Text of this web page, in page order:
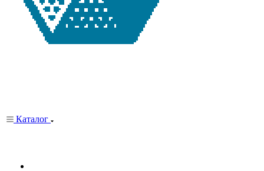
Каталог